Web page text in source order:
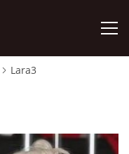
Lara3